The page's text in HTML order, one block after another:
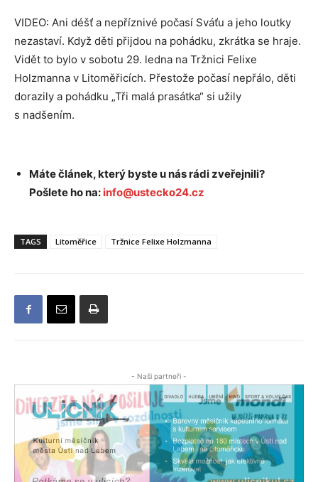
VIDEO: Ani déšť a nepříznivé počasí Sváťu a jeho loutky
nezastaví. Když děti přijdou na pohádku, zkrátka se hraje.
Vidět to bylo v sobotu 29. ledna na Tržnici Felixe
Holzmanna v Litoměřicích. Přestože počasí nepřálo, děti
dorazily a pohádku „Tři malá prasátka“ si užily
s nadšením.
Máte článek, který byste u nás rádi zveřejnili?
Pošlete ho na: info@ustecko24.cz
TAGS Litoměřice Tržnice Felixe Holzmanna
- Naši partneři -